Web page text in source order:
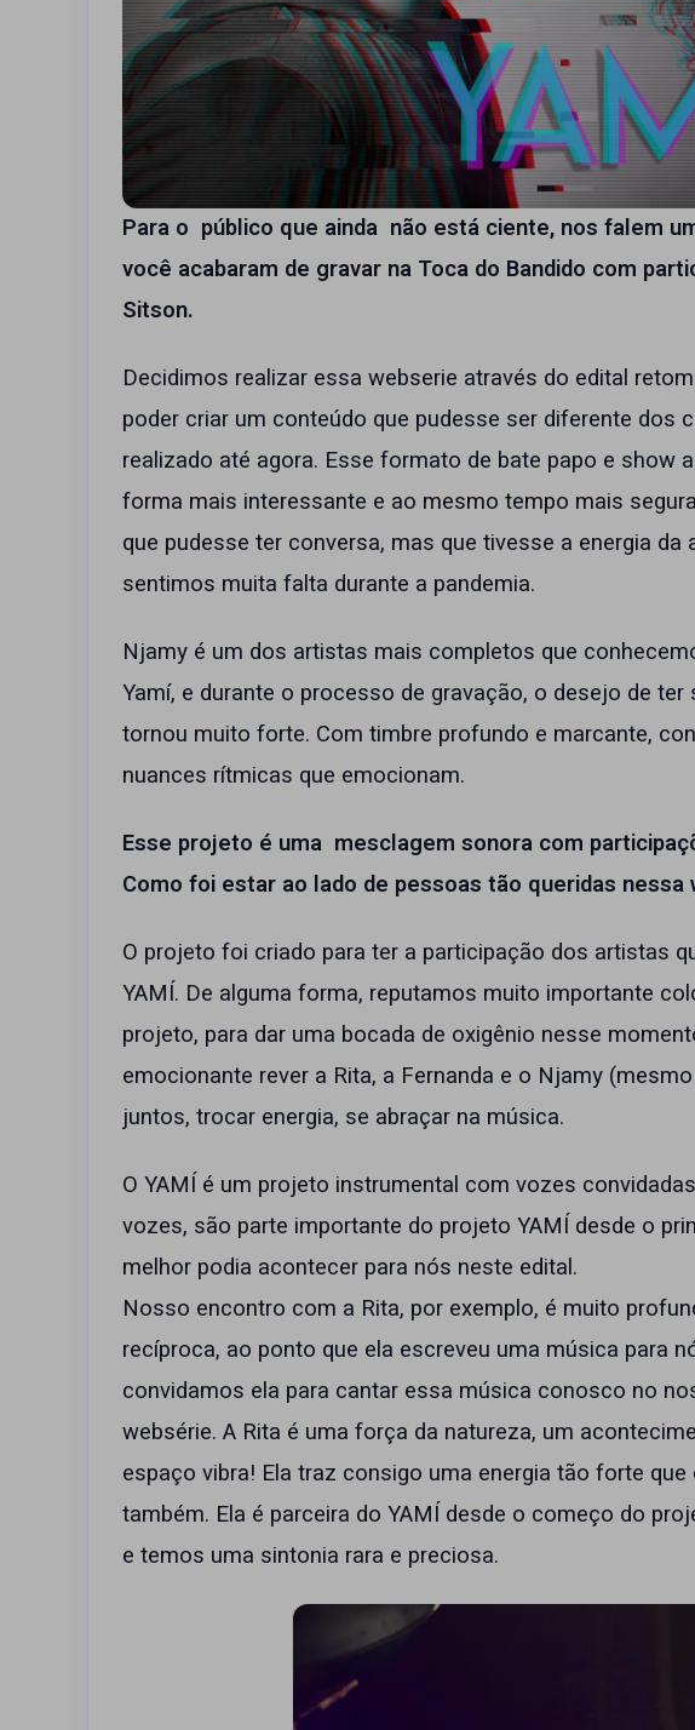
Para o público que ainda não está ciente, nos falem
você acabaram de gravar na Toca do Bandido com
Sitson.
Decidimos realizar essa webserie através do edital
poder criar um conteúdo que pudesse ser diferente dos
realizado até agora. Esse formato de bate papo e show
forma mais interessante e ao mesmo tempo mais
que pudesse ter conversa, mas que tivesse a energia da
sentimos muita falta durante a pandemia.
Njamy é um dos artistas mais completos que
Yamí, e durante o processo de gravação, o desejo de
tornou muito forte. Com timbre profundo e marcante,
nuances rítmicas que emocionam.
Esse projeto é uma mesclagem sonora com
Como foi estar ao lado de pessoas tão queridas nessa
O projeto foi criado para ter a participação dos artistas
YAMÍ. De alguma forma, reputamos muito importante
projeto, para dar uma bocada de oxigênio nesse
emocionante rever a Rita, a Fernanda e o Njamy
juntos, trocar energia, se abraçar na música.
O YAMÍ é um projeto instrumental com vozes
vozes, são parte importante do projeto YAMÍ desde o
melhor podia acontecer para nós neste edital.
Nosso encontro com a Rita, por exemplo, é muito
recíproca, ao ponto que ela escreveu uma música para
convidamos ela para cantar essa música conosco no
websérie. A Rita é uma força da natureza, um
espaço vibra! Ela traz consigo uma energia tão forte
também. Ela é parceira do YAMÍ desde o começo do
e temos uma sintonia rara e preciosa.